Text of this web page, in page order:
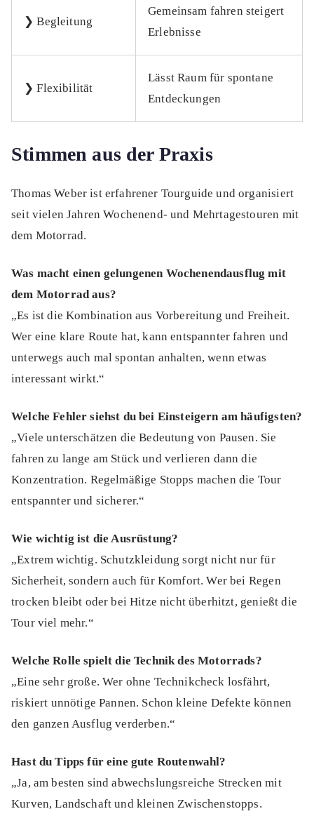
❯ Begleitung
Gemeinsam fahren steigert
Erlebnisse
❯ Flexibilität
Lässt Raum für spontane
Entdeckungen
Stimmen aus der Praxis
Thomas Weber ist erfahrener Tourguide und organisiert
seit vielen Jahren Wochenend- und Mehrtagestouren mit
dem Motorrad.
Was macht einen gelungenen Wochenendausflug mit
dem Motorrad aus?
„Es ist die Kombination aus Vorbereitung und Freiheit.
Wer eine klare Route hat, kann entspannter fahren und
unterwegs auch mal spontan anhalten, wenn etwas
interessant wirkt.“
Welche Fehler siehst du bei Einsteigern am häufigsten?
„Viele unterschätzen die Bedeutung von Pausen. Sie
fahren zu lange am Stück und verlieren dann die
Konzentration. Regelmäßige Stopps machen die Tour
entspannter und sicherer.“
Wie wichtig ist die Ausrüstung?
„Extrem wichtig. Schutzkleidung sorgt nicht nur für
Sicherheit, sondern auch für Komfort. Wer bei Regen
trocken bleibt oder bei Hitze nicht überhitzt, genießt die
Tour viel mehr.“
Welche Rolle spielt die Technik des Motorrads?
„Eine sehr große. Wer ohne Technikcheck losfährt,
riskiert unnötige Pannen. Schon kleine Defekte können
den ganzen Ausflug verderben.“
Hast du Tipps für eine gute Routenwahl?
„Ja, am besten sind abwechslungsreiche Strecken mit
Kurven, Landschaft und kleinen Zwischenstopps.